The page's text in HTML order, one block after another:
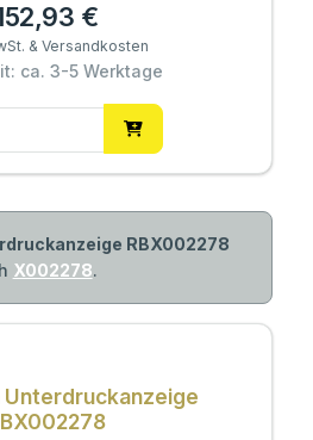
€
& Versandkosten
ca. 3-5 Werktage
RBX002278
X002278.
Unterdruckanzeige